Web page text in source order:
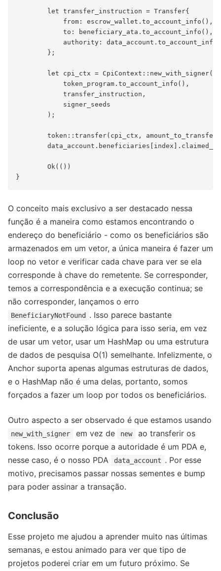
        let transfer_instruction = Transfer{
            from: escrow_wallet.to_account_info(),
            to: beneficiary_ata.to_account_info(),
authority:
        };
        let cpi_ctx = CpiContext::new_with_signer(
            token_program.to_account_info(),
            transfer_instruction,
            signer_seeds
        );
token::transfer(cpi_ctx,
        Ok(())
O conceito mais exclusivo a ser destacado nessa
função é a maneira como estamos encontrando o
endereço do beneficiário - como os beneficiários são
armazenados em um vetor, a única maneira é fazer um
loop no vetor e verificar cada chave para ver se ela
corresponde à chave do remetente. Se corresponder,
temos a correspondência e a execução continua; se
não corresponder, lançamos o erro
BeneficiaryNotFound
. Isso parece bastante
ineficiente, e a solução lógica para isso seria, em vez
de usar um vetor, usar um HashMap ou uma estrutura
de dados de pesquisa O(1) semelhante. Infelizmente, o
Anchor suporta apenas algumas estruturas de dados,
e o HashMap não é uma delas, portanto, somos
forçados a fazer um loop por todos os beneficiários.
Outro aspecto a ser observado é que estamos usando
new_with_signer em vez de new
ao transferir os
tokens. Isso ocorre porque a autoridade é um PDA e,
nesse caso, é o nosso PDA
data_account . Por esse
motivo, precisamos passar nossas sementes e bump
para poder assinar a transação.
Conclusão
Esse projeto me ajudou a aprender muito nas últimas
semanas, e estou animado para ver que tipo de
projetos poderei criar em um futuro próximo. Se